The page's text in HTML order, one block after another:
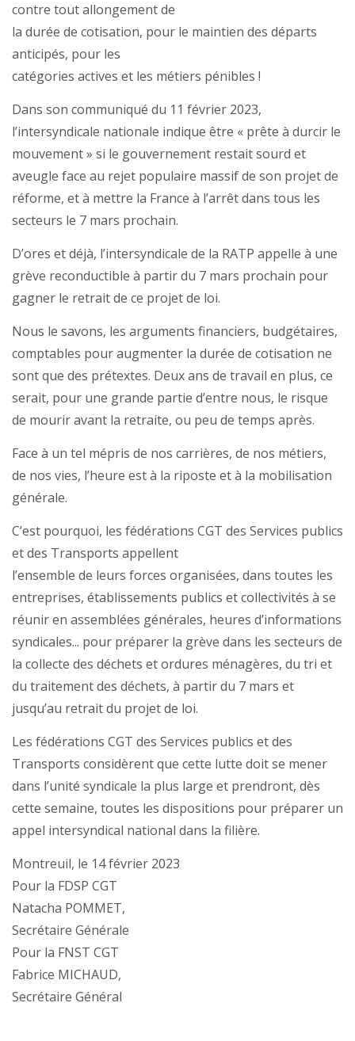
contre tout allongement de
la durée de cotisation, pour le maintien des départs
anticipés, pour les
catégories actives et les métiers pénibles !
Dans son communiqué du 11 février 2023,
l’intersyndicale nationale indique être « prête à durcir le
mouvement » si le gouvernement restait sourd et
aveugle face au rejet populaire massif de son projet de
réforme, et à mettre la France à l’arrêt dans tous les
secteurs le 7 mars prochain.
D’ores et déjà, l’intersyndicale de la RATP appelle à une
grève reconductible à partir du 7 mars prochain pour
gagner le retrait de ce projet de loi.
Nous le savons, les arguments financiers, budgétaires,
comptables pour augmenter la durée de cotisation ne
sont que des prétextes. Deux ans de travail en plus, ce
serait, pour une grande partie d’entre nous, le risque
de mourir avant la retraite, ou peu de temps après.
Face à un tel mépris de nos carrières, de nos métiers,
de nos vies, l’heure est à la riposte et à la mobilisation
générale.
C’est pourquoi, les fédérations CGT des Services publics
et des Transports appellent
l’ensemble de leurs forces organisées, dans toutes les
entreprises, établissements publics et collectivités à se
réunir en assemblées générales, heures d’informations
syndicales... pour préparer la grève dans les secteurs de
la collecte des déchets et ordures ménagères, du tri et
du traitement des déchets, à partir du 7 mars et
jusqu’au retrait du projet de loi.
Les fédérations CGT des Services publics et des
Transports considèrent que cette lutte doit se mener
dans l’unité syndicale la plus large et prendront, dès
cette semaine, toutes les dispositions pour préparer un
appel intersyndical national dans la filière.
Montreuil, le 14 février 2023
Pour la FDSP CGT
Natacha POMMET,
Secrétaire Générale
Pour la FNST CGT
Fabrice MICHAUD,
Secrétaire Général